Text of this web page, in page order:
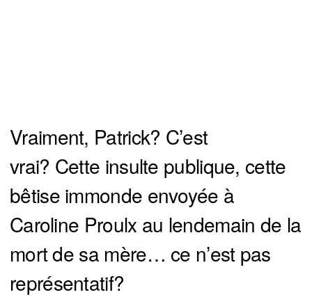
Vraiment, Patrick? C’est
vrai? Cette insulte publique, cette
bêtise immonde envoyée à
Caroline Proulx au lendemain de la
mort de sa mère… ce n’est pas
représentatif?